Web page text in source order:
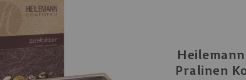
Pralinen